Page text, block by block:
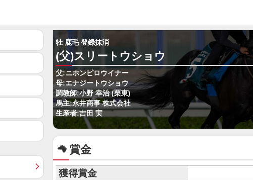
牡 鹿毛 登録抹消
(父)スリートウショウ
父:ニホンピロウイナー
母:エナジートウショウ
調教師:小野 幸治 (栗東)
馬主:永井商事 株式会社
生産者:吉田 実
賞金
獲得賞金